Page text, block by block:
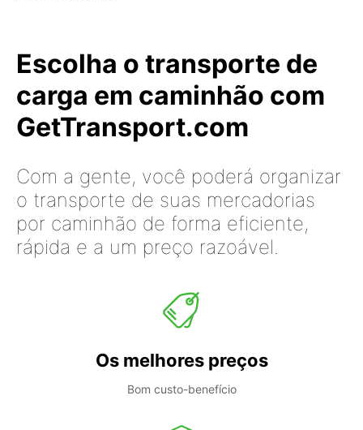
Escolha o transporte de
carga em caminhão com
GetTransport.com
Com a gente, você poderá organizar
o transporte de suas mercadorias
por caminhão de forma eficiente,
rápida e a um preço razoável.
Os melhores preços
Bom custo-benefício